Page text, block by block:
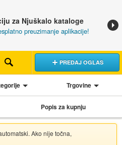
za Njuškalo kataloge
preuzimanje aplikacije!
PREDAJ OGLAS
Trgovine
Popis za kupnju
Ako nije točna,